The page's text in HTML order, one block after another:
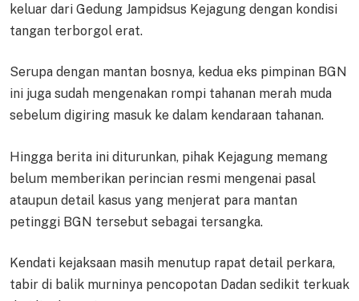
keluar dari Gedung Jampidsus Kejagung dengan kondisi
tangan terborgol erat.
Serupa dengan mantan bosnya, kedua eks pimpinan BGN
ini juga sudah mengenakan rompi tahanan merah muda
sebelum digiring masuk ke dalam kendaraan tahanan.
Hingga berita ini diturunkan, pihak Kejagung memang
belum memberikan perincian resmi mengenai pasal
ataupun detail kasus yang menjerat para mantan
petinggi BGN tersebut sebagai tersangka.
Kendati kejaksaan masih menutup rapat detail perkara,
tabir di balik murninya pencopotan Dadan sedikit terkuak